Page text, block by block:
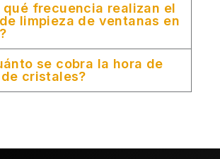
qué frecuencia realizan el
limpieza de ventanas en
se cobra la hora de
cristales?